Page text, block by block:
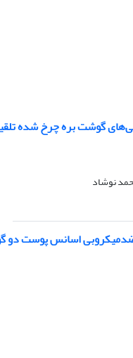
گوشت بره چرخ شده
نوشاد
اسانس پوست دو